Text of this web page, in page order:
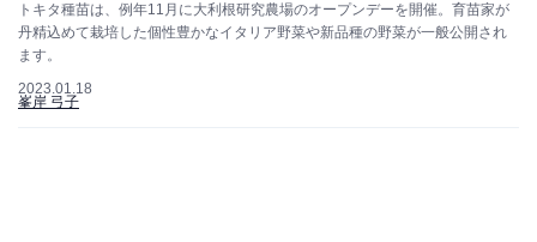
トキタ種苗は、例年11月に大利根研究農場のオープンデーを開催。育苗家が
丹精込めて栽培した個性豊かなイタリア野菜や新品種の野菜が一般公開され
ます。
2023.01.18
峯岸 弓子